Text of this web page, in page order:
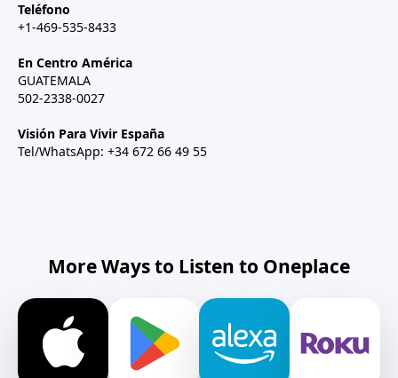
Teléfono
+1-469-535-8433
En Centro América
GUATEMALA
502-2338-0027
Visión Para Vivir España
Tel/WhatsApp: +34 672 66 49 55
More Ways to Listen to Oneplace